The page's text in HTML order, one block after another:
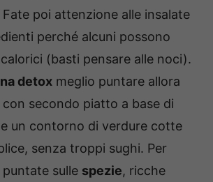
poi attenzione alle insalate
perché alcuni possono
(basti pensare alle noci).
detox meglio puntare allora
secondo piatto a base di
un contorno di verdure cotte
senza troppi sughi. Per
sulle spezie, ricche